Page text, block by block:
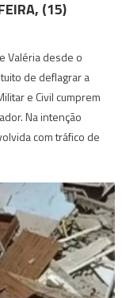
(15)
Valéria desde o
de deflagrar a
e Civil cumprem
Na intenção
com tráfico de